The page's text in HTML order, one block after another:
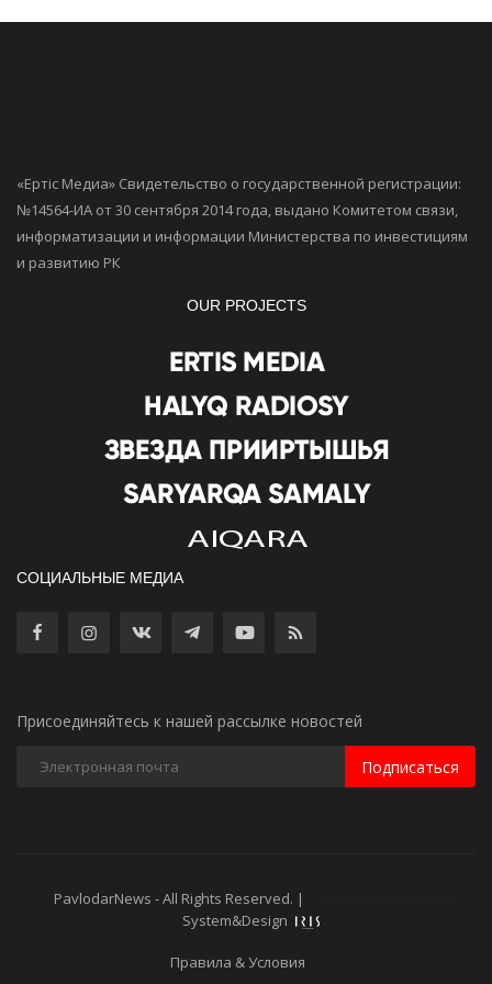
«Ертiс Медиа» Свидетельство о государственной регистрации:
№14564-ИА от 30 сентября 2014 года, выдано Комитетом связи,
информатизации и информации Министерства по инвестициям
и развитию РК
OUR PROJECTS
СОЦИАЛЬНЫЕ МЕДИА
Присоединяйтесь к нашей рассылке новостей
Подписаться
PavlodarNews - All Rights Reserved. |
System&Design
Правила & Условия